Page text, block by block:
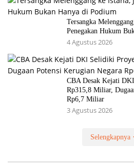
Tersangka
Penegakan Hukum
4 Agustus 2026
CBA Desak Kejati
Rp315,8 Miliar,
Rp6,7 Miliar
3 Agustus 2026
Selengkapnya